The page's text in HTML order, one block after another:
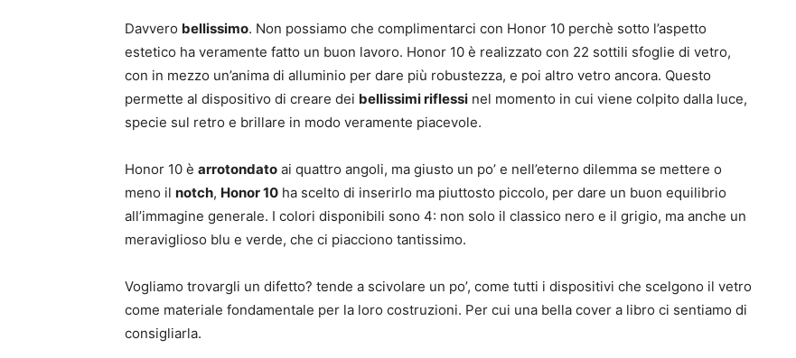
Davvero bellissimo. Non possiamo che complimentarci con Honor 10 perchè sotto l’aspetto
estetico ha veramente fatto un buon lavoro. Honor 10 è realizzato con 22 sottili sfoglie di vetro,
con in mezzo un’anima di alluminio per dare più robustezza, e poi altro vetro ancora. Questo
permette al dispositivo di creare dei bellissimi riflessi nel momento in cui viene colpito dalla luce,
specie sul retro e brillare in modo veramente piacevole.
Honor 10 è arrotondato ai quattro angoli, ma giusto un po’ e nell’eterno dilemma se mettere o
meno il notch, Honor 10 ha scelto di inserirlo ma piuttosto piccolo, per dare un buon equilibrio
all’immagine generale. I colori disponibili sono 4: non solo il classico nero e il grigio, ma anche un
meraviglioso blu e verde, che ci piacciono tantissimo.
Vogliamo trovargli un difetto? tende a scivolare un po’, come tutti i dispositivi che scelgono il vetro
come materiale fondamentale per la loro costruzioni. Per cui una bella cover a libro ci sentiamo di
consigliarla.